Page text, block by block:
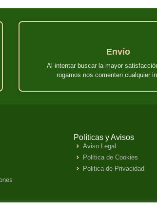
Envío
Al intentar buscar la mayor
rogamos nos comenten cualquier
Políticas y Avisos
Aviso Legal
Política de Cookies
Politica de Privacidad